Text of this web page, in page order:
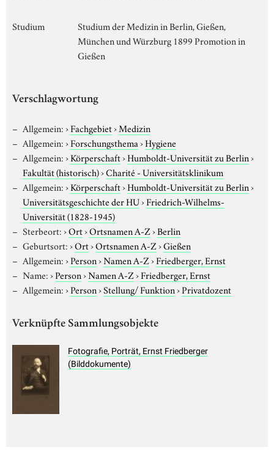
Studium
Studium der Medizin in Berlin, Gießen,
München und Würzburg 1899 Promotion in
Gießen
Verschlagwortung
Allgemein:›Fachgebiet›Medizin
Allgemein:›Forschungsthema›Hygiene
Allgemein:›Körperschaft›Humboldt-Universität zu Berlin›
Fakultät (historisch)›Charité - Universitätsklinikum
Allgemein:›Körperschaft›Humboldt-Universität zu Berlin›
Universitätsgeschichte der HU›Friedrich-Wilhelms-
Universität (1828-1945)
Sterbeort:›Ort›Ortsnamen A-Z›Berlin
Geburtsort:›Ort›Ortsnamen A-Z›Gießen
Allgemein:›Person›Namen A-Z›Friedberger, Ernst
Name:›Person›Namen A-Z›Friedberger, Ernst
Allgemein:›Person›Stellung/ Funktion›Privatdozent
Verknüpfte Sammlungsobjekte
Fotografie, Porträt, Ernst Friedberger
(Bilddokumente)